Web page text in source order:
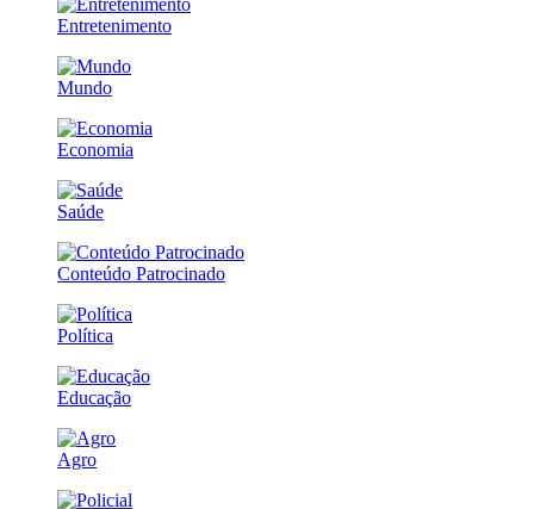
Entretenimento
Mundo
Economia
Saúde
Conteúdo Patrocinado
Política
Educação
Agro